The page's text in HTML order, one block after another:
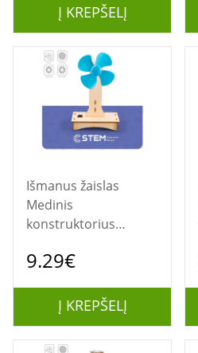
Į KREPŠELĮ
Išmanus žaislas
Medinis
konstruktorius
ventiliatorius",
9.29€
Į KREPŠELĮ